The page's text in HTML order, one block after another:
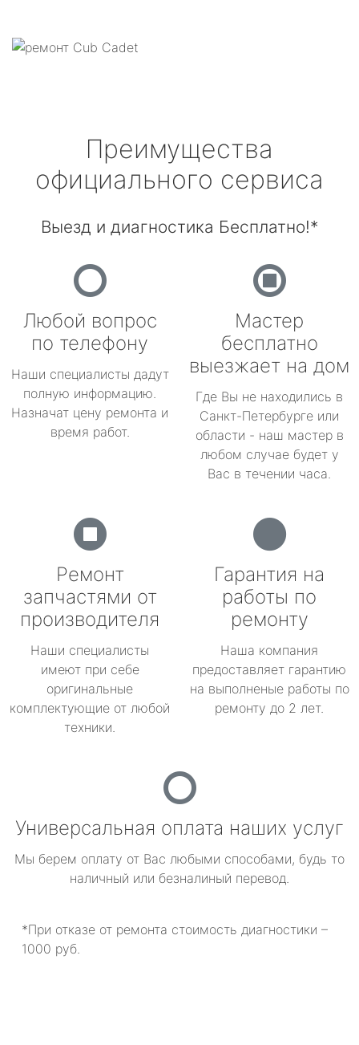
Преимущества
официального сервиса
Выезд и диагностика Бесплатно!*
Любой вопрос
по телефону
Наши специалисты дадут
полную информацию.
Назначат цену ремонта и
время работ.
Мастер
бесплатно
выезжает на дом
Где Вы не находились в
Санкт-Петербурге или
области - наш мастер в
любом случае будет у
Вас в течении часа.
Ремонт
запчастями от
производителя
Наши специалисты
имеют при себе
оригинальные
комплектующие от любой
техники.
Гарантия на
работы по
ремонту
Наша компания
предоставляет гарантию
на выполненые работы по
ремонту до 2 лет.
Универсальная оплата наших услуг
Мы берем оплату от Вас любыми способами, будь то
наличный или безналиный перевод.
*При отказе от ремонта стоимость диагностики –
1000 руб.